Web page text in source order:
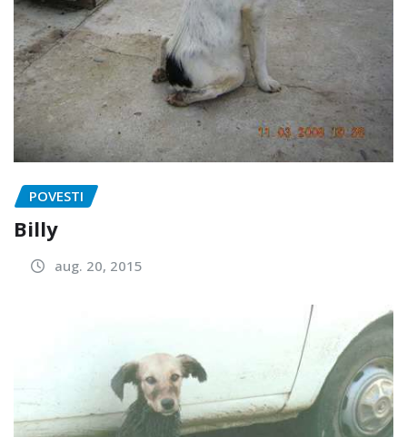
POVESTI
Billy
aug. 20, 2015